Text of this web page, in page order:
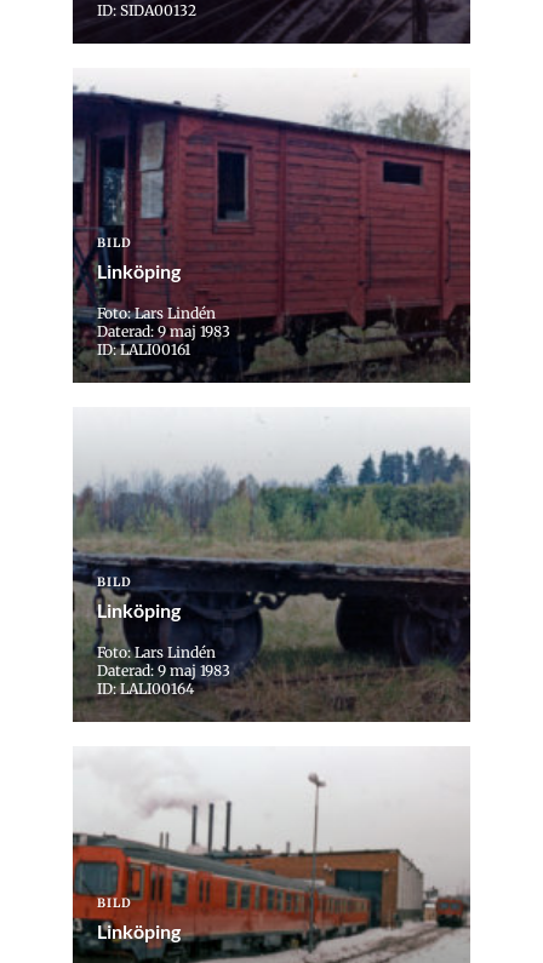
ID: SIDA00132
BILD
Linköping
Foto: Lars Lindén
Daterad: 9 maj 1983
ID: LALI00161
BILD
Linköping
Foto: Lars Lindén
Daterad: 9 maj 1983
ID: LALI00164
BILD
Linköping